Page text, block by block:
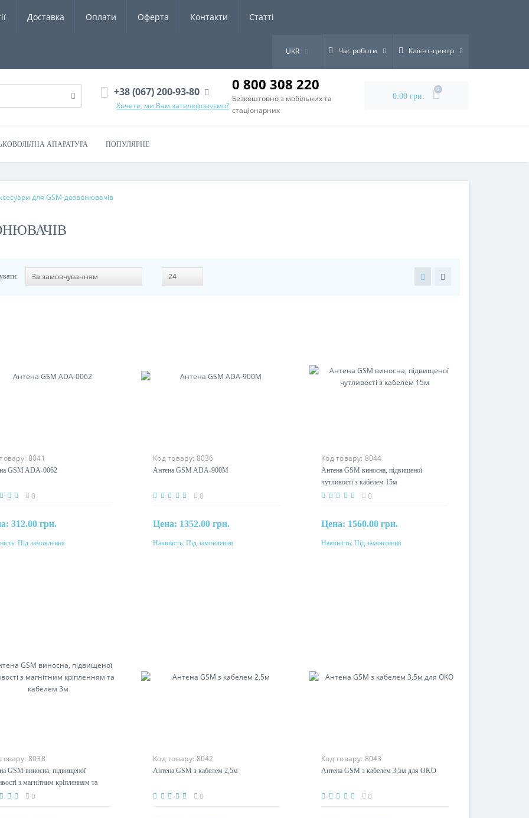
Доставка Оплати Оферта Контакти Статті
UKR Час роботи Клієнт-центр
+38 (067) 200-93-80
Хочете, ми Вам зателефонуємо?
0 800 308 220
Безкоштовно з мобільних та
стаціонарних
0.00 грн.
0
АПАРАТУРА ПОПУЛЯРНЕ
для GSM-дозвонювачів
8041
GSM ADA-0062
0
312.00 грн.
Під замовлення
Під замовлення
Код товару: 8036
Антена GSM ADA-900M
0
Цена: 1352.00 грн.
Під замовлення
Наявність: Під замовлення
Код товару: 8044
Антена GSM виносна, підвищеної
чутливості з кабелем 15м
0
Цена: 1560.00 грн.
Під замовлення
Наявність: Під замовлення
8038
GSM виносна, підвищеної
з магнітним кріпленням
3м
0
Код товару: 8042
Антена GSM з кабелем 2,5м
0
Код товару: 8043
Антена GSM з кабелем 3,5м для
0